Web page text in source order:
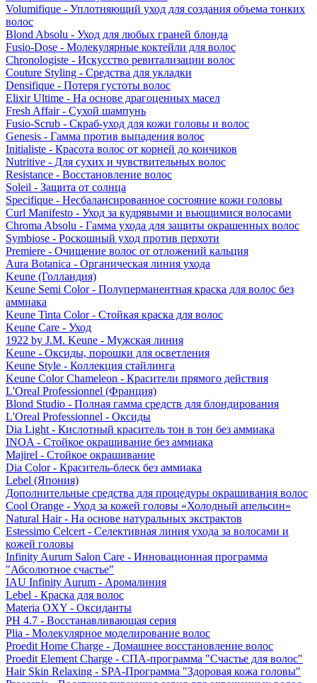
Volumifique - Уплотняющий уход для создания объема тонких
волос
Blond Absolu - Уход для любых граней блонда
Fusio-Dose - Молекулярные коктейли для волос
Chronologiste - Искусство ревитализации волос
Couture Styling - Средства для укладки
Densifique - Потеря густоты волос
Elixir Ultime - На основе драгоценных масел
Fresh Affair - Сухой шампунь
Fusio-Scrub - Скраб-уход для кожи головы и волос
Genesis - Гамма против выпадения волос
Initialiste - Красота волос от корней до кончиков
Nutritive - Для сухих и чувствительных волос
Resistance - Восстановление волос
Soleil - Защита от солнца
Specifique - Несбалансированное состояние кожи головы
Curl Manifesto - Уход за кудрявыми и вьющимися волосами
Chroma Absolu - Гамма ухода для защиты окрашенных волос
Symbiose - Роскошный уход против перхоти
Premiere - Очищение волос от отложений кальция
Aura Botanica - Органическая линия ухода
Keune (Голландия)
Keune Semi Color - Полуперманентная краска для волос без
аммиака
Keune Tinta Color - Стойкая краска для волос
Keune Care - Уход
1922 by J.M. Keune - Мужская линия
Keune - Оксиды, порошки для осветления
Keune Style - Коллекция стайлинга
Keune Color Chameleon - Красители прямого действия
L'Oreal Professionnel (Франция)
Blond Studio - Полная гамма средств для блондирования
L'Oreal Professionnel - Оксиды
Dia Light - Кислотный краситель тон в тон без аммиака
INOA - Стойкое окрашивание без аммиака
Majirel - Стойкое окрашивание
Dia Color - Краситель-блеск без аммиака
Lebel (Япония)
Дополнительные средства для процедуры окрашивания волос
Cool Orange - Уход за кожей головы «Холодный апельсин»
Natural Hair - На основе натуральных экстрактов
Estessimo Celcert - Селективная линия ухода за волосами и
кожей головы
Infinity Aurum Salon Care - Инновационная программа
"Абсолютное счастье"
IAU Infinity Aurum - Аромалиния
Lebel - Краска для волос
Materia OXY - Оксиданты
PH 4.7 - Восстанавливающая серия
Plia - Молекулярное моделирование волос
Proedit Home Charge - Домашнее восстановление волос
Proedit Element Charge - СПА-программа "Счастье для волос"
Hair Skin Relaxing - SPA-Программа "Здоровая кожа головы"